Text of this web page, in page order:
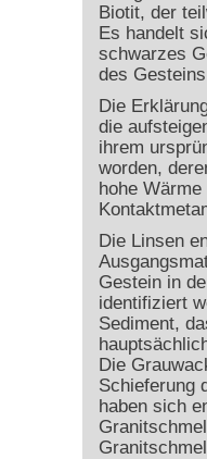
Biotit, der
Es handelt
schwarzes
des
Die
die
ihrem
worden,
hohe
Die Linsen
Gestein in
identifiziert
Sediment,
Die
Schieferung
haben sich